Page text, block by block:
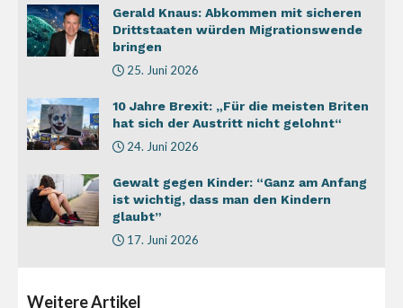
Gerald Knaus: Abkommen mit sicheren
Drittstaaten würden Migrationswende
bringen
25. Juni 2026
10 Jahre Brexit: „Für die meisten Briten
hat sich der Austritt nicht gelohnt“
24. Juni 2026
Gewalt gegen Kinder: “Ganz am Anfang
ist wichtig, dass man den Kindern
glaubt”
17. Juni 2026
WeitereArtikel